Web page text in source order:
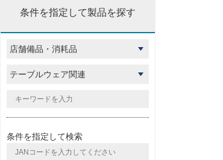
条件を指定して製品を探す
条件を指定して検索